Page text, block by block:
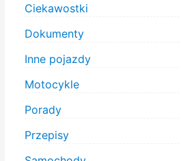
Ciekawostki
Dokumenty
Inne pojazdy
Motocykle
Porady
Przepisy